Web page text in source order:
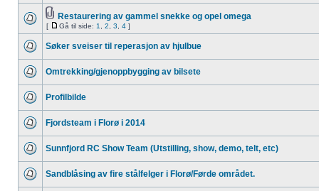
Restaurering av gammel snekke og opel omega
[ Gå til side: 1 2 3 4 ]
Søker sveiser til reperasjon av hjulbue
Omtrekking/gjenoppbygging av bilsete
Profilbilde
Fjordsteam i Florø i 2014
Sunnfjord RC Show Team (Utstilling, show, demo, telt, etc)
Sandblåsing av fire stålfelger i Florø/Førde området.